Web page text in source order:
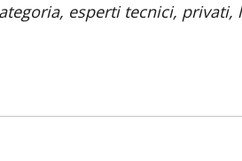
esperti tecnici,